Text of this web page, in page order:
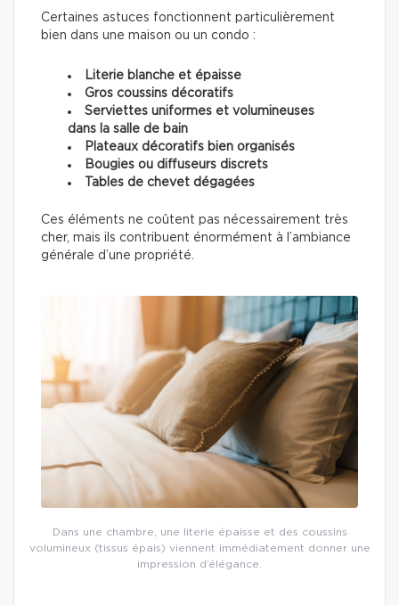
Certaines astuces fonctionnent particulièrement
bien dans une maison ou un condo :
Literie blanche et épaisse
Gros coussins décoratifs
Serviettes uniformes et volumineuses
dans la salle de bain
Plateaux décoratifs bien organisés
Bougies ou diffuseurs discrets
Tables de chevet dégagées
Ces éléments ne coûtent pas nécessairement très
cher, mais ils contribuent énormément à l’ambiance
générale d’une propriété.
Dans une chambre, une literie épaisse et des coussins
volumineux (tissus épais) viennent immédiatement donner une
impression d’élégance.